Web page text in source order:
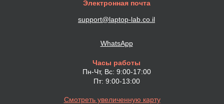
Электронная почта
support@laptop-lab.co.il
WhatsApp
Часы работы
Пн-Чт, Вс: 9:00-17:00
Пт: 9:00-13:00
Смотреть увеличенную карту